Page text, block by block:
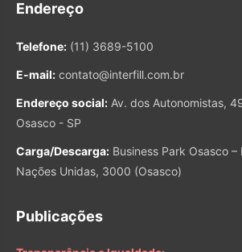
Endereço
Telefone: (11) 3689-5100
E-mail: contato@interfill.com.br
Endereço social: Av. dos Autonomistas,
Osasco - SP
Carga/Descarga: Business Park Osasco
Nações Unidas, 3000 (Osasco)
Publicações